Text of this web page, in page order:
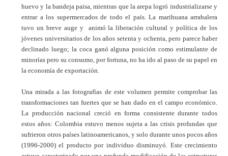
huevo y la bandeja paisa, mientras que la arepa logró industrializarse y
entrar a los supermercados de todo el país. La marihuana arrabalera
tuvo un breve auge y animó la liberación cultural y política de los
jóvenes universitarios de los años setenta y ochenta, pero parece haber
declinado luego; la coca ganó alguna posición como estimulante de
minorías pero su consumo, por fortuna, no ha ido al paso de su papel en
la economía de exportación.
Una mirada a las fotografías de este volumen permite comprobar las
transformaciones tan fuertes que se han dado en el campo económico.
La producción nacional creció en forma consistente durante todos
estos años: Colombia estuvo menos sujeta a las crisis profundas que
sufrieron otros países latinoamericanos, y solo durante unos pocos años
(1996-2000) el producto por individuo disminuyó. Este crecimiento